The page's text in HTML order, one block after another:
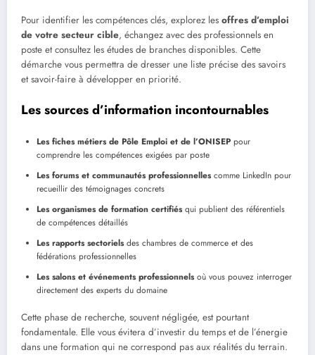
Pour identifier les compétences clés, explorez les offres d’emploi
de votre secteur cible, échangez avec des professionnels en
poste et consultez les études de branches disponibles. Cette
démarche vous permettra de dresser une liste précise des savoirs
et savoir-faire à développer en priorité.
Les sources d’information incontournables
Les fiches métiers de Pôle Emploi et de l’ONISEP pour
comprendre les compétences exigées par poste
Les forums et communautés professionnellescomme LinkedIn pour
recueillir des témoignages concrets
Les organismes de formation certifiésqui publient des référentiels
de compétences détaillés
Les rapports sectorielsdes chambres de commerce et des
fédérations professionnelles
Les salons et événements professionnelsoù vous pouvez interroger
directement des experts du domaine
Cette phase de recherche, souvent négligée, est pourtant
fondamentale. Elle vous évitera d’investir du temps et de l’énergie
dans une formation qui ne correspond pas aux réalités du terrain.